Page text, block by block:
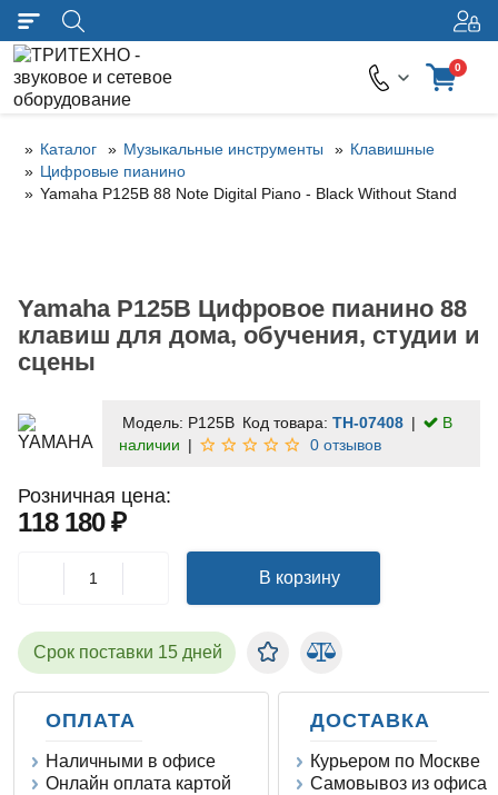
0
Каталог Музыкальные инструменты
Клавишные
Цифровые пианино
Yamaha P125B 88 Note Digital Piano - Black Without Stand
Yamaha P125B Цифровое пианино 88
клавиш для дома, обучения, студии и
сцены
Модель: P125B Код товара: TH-07408
В
наличии
0 отзывов
Розничная цена:
118 180 ₽
В корзину
Срок поставки 15 дней
ОПЛАТА
Наличными в офисе
Онлайн оплата картой
ДОСТАВКА
Курьером по Москве
Самовывоз из офиса